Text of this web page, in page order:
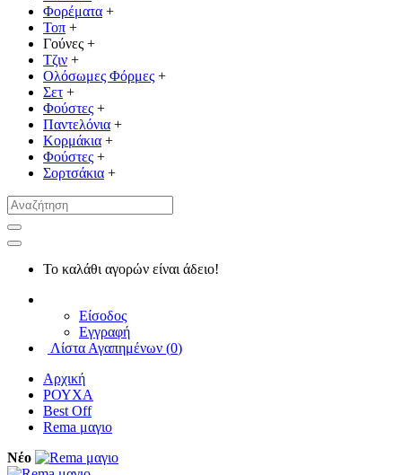
Φορέματα +
Τοπ +
Γούνες +
Τζιν +
Ολόσωμες Φόρμες +
Σετ +
Φούστες +
Παντελόνια +
Κορμάκια +
Φούστες +
Σορτσάκια +
Το καλάθι αγορών είναι άδειο!
Είσοδος
Εγγραφή
Λίστα Αγαπημένων (0)
Αρχική
ΡΟΥΧΑ
Best Off
Rema μαγιο
Νέο